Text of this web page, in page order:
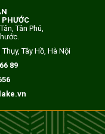
Tân Phú,
Tây Hồ, Hà Nội
89